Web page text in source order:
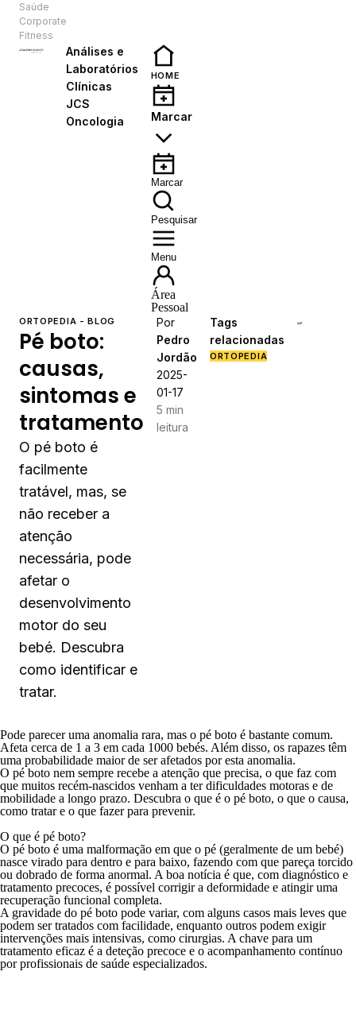
Saúde
Corporate
Fitness
Análises e
Laboratórios
Clínicas
JCS
Oncologia
HOME
Marcar
Marcar
Pesquisar
Menu
Área
Pessoal
ORTOPEDIA - BLOG
Pé boto:
causas,
sintomas e
tratamento
O pé boto é
facilmente
tratável, mas, se
não receber a
atenção
necessária, pode
afetar o
desenvolvimento
motor do seu
bebé. Descubra
como identificar e
tratar.
Por
Pedro
Jordão
2025-
01-17
5 min
leitura
Tags
relacionadas
ORTOPEDIA
Pode parecer uma anomalia rara, mas o pé boto é bastante comum.
Afeta cerca de 1 a 3 em cada 1000 bebés. Além disso, os rapazes têm
uma probabilidade maior de ser afetados por esta anomalia.
O pé boto nem sempre recebe a atenção que precisa, o que faz com
que muitos recém-nascidos venham a ter dificuldades motoras e de
mobilidade a longo prazo. Descubra o que é o pé boto, o que o causa,
como tratar e o que fazer para prevenir.
O que é pé boto?
O pé boto é uma malformação em que o pé (geralmente de um bebé)
nasce virado para dentro e para baixo, fazendo com que pareça torcido
ou dobrado de forma anormal. A boa notícia é que, com diagnóstico e
tratamento precoces, é possível corrigir a deformidade e atingir uma
recuperação funcional completa.
A gravidade do pé boto pode variar, com alguns casos mais leves que
podem ser tratados com facilidade, enquanto outros podem exigir
intervenções mais intensivas, como cirurgias. A chave para um
tratamento eficaz é a deteção precoce e o acompanhamento contínuo
por profissionais de saúde especializados.